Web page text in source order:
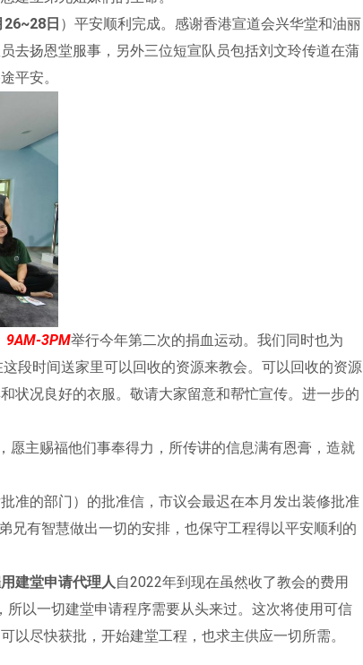
26~28日 ）平安顺利完成。感谢香港宣道会兴华堂和油丽
去扬恩堂服事，另外三位短宣队员包括刘文玲传道在蒲
平安。
9AM-3PM举行今年第二次的捐血运动。我们同时也为
这段时间送家里可以回收的资源来教会。可以回收的资源
状况良好的衣服。敬请大家留意和帮忙宣传。进一步的
愿主赐福他们事奉得力，所传讲的信息满有恩膏，造就
准的部门）的批准信，市议会最迟在本月发出装修批准
兄有智慧做出一切的安排，也保守工程得以平安顺利的
建堂申请代理人 自2022年到现在虽然收了教会的费用
所以一切建堂申请程序需要从头来过。这次将使用可信
以尽快获批，开始建堂工程，也求主供应一切所需。